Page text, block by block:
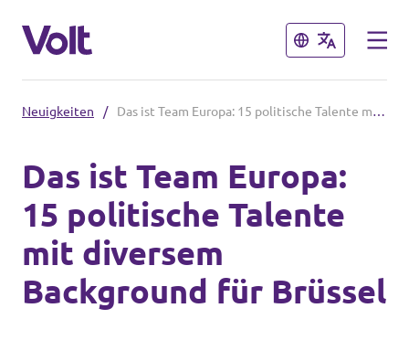
Schließen
Website von Volt NRW
Teams vor Ort in NRW
Volt in Deutschland
Schließen
Programm
Über Volt
Neuigkeiten / Das ist Team Europa: 15 politische Talente mit diversem Background für Brüssel
Das ist Team Europa:
15 politische Talente
mit diversem
Background für Brüssel